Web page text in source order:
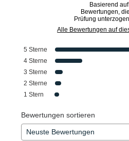
Basierend auf
Bewertungen,
Prüfung
Alle Bewertungen auf
5 Sterne
4 Sterne
3 Sterne
2 Sterne
1 Stern
Bewertungen sortieren